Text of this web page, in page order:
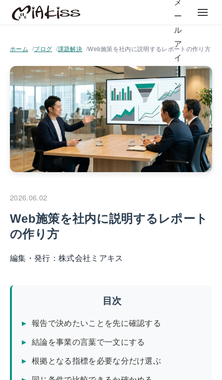
ホーム ブログ 課題解決 Web施策を社内に説明するレポートの作り方
2026.06.02
Web施策を社内に説明するレポート
の作り方
編集・発行： 株式会社ミアキス
目次
報告で決めたいことを先に確認する
結論を事業の言葉で一文にする
根拠となる指標を必要な分だけ選ぶ